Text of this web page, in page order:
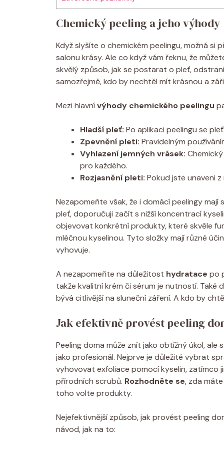
Chemický peeling a jeho výhody
Když slyšíte o chemickém peelingu, možná
salonu krásy. Ale co když vám řeknu, že
skvělý způsob, jak se postarat o pleť,
samozřejmě, kdo by nechtěl mít krásnou a
Mezi hlavnívýhody chemického peelingu
Hladší pleť: Po aplikaci peelingu se
Zpevnění pleti: Pravidelným
Vyhlazení jemných vrásek:
pro každého.
Rozjasnění pleti: Pokud jste unaveni
Nezapomeňte však, že i domácí peelingy
pleť, doporučuji začít s nižší koncentrací
objevovat konkrétní produkty, které skvěle
mléčnou kyselinou. Tyto složky mají různé
vyhovuje.
A nezapomeňte na důležitost hydratace po
takže kvalitní krém či sérum je nutností.
bývá citlivější na sluneční záření. A kdo by
Jak efektivně provést peeling
Peeling doma může znít jako obtížný úkol,
jako profesionál. Nejprve je důležité vybrat
vyhovovat exfoliace pomocí kyselin, zatímco
přírodních scrubů. Rozhodněte se, zda
toho volte produkty.
Nejefektivnější způsob, jak provést peeling
návod, jak na to: